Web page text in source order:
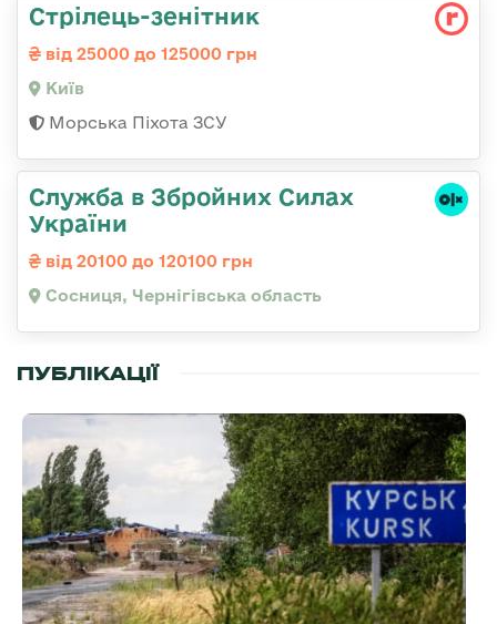
Стpілець-зенітник
від 25000 до 125000 грн
Київ
Морська Піхота ЗСУ
Служба в Збройних Силах
України
від 20100 до 120100 грн
Сосниця, Чернігівська область
ПУБЛІКАЦІЇ